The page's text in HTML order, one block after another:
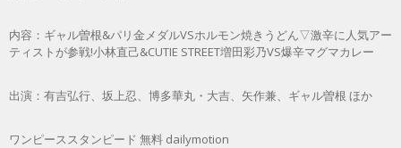
内容：ギャル曽根&パリ金メダルVSホルモン焼きうどん▽激辛に人気アー
ティストが参戦!小林直己&CUTIE STREET増田彩乃VS爆辛マグマカレー
出演：有吉弘行、坂上忍、博多華丸・大吉、矢作兼、ギャル曽根 ほか
ワンピーススタンピード 無料 dailymotion